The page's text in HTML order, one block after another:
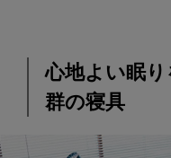
心地よい眠
群の寝具